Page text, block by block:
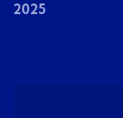
2025